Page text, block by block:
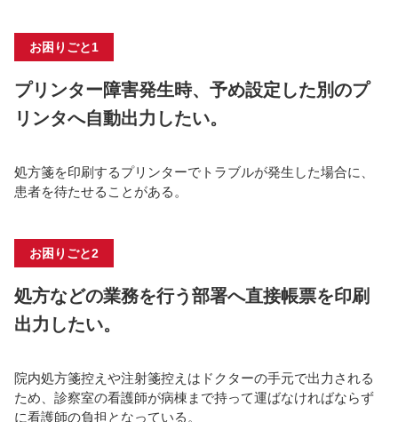
お困りごと1
プリンター障害発生時、予め設定した別のプ
リンタへ自動出力したい。
処方箋を印刷するプリンターでトラブルが発生した場合に、
患者を待たせることがある。
お困りごと2
処方などの業務を行う部署へ直接帳票を印刷
出力したい。
院内処方箋控えや注射箋控えはドクターの手元で出力される
ため、診察室の看護師が病棟まで持って運ばなければならず
に看護師の負担となっている。